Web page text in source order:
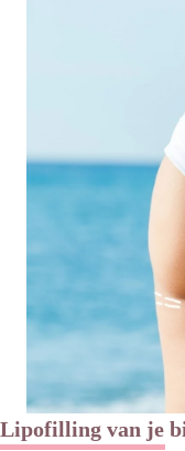
Lipofilling van je